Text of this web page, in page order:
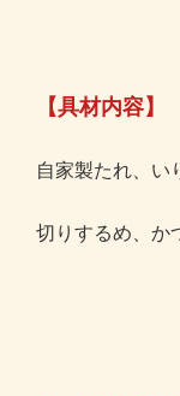
【具材内容】
自家製たれ、い
切りするめ、か